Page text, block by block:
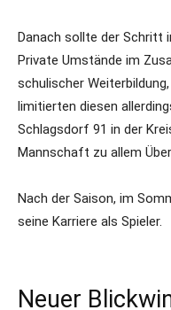
Danach sollte der Schritt
Private Umstände im
schulischer
limitierten diesen
Schlagsdorf 91 in der
Mannschaft zu allem
Nach der Saison, im
seine Karriere als Spieler.
Neuer